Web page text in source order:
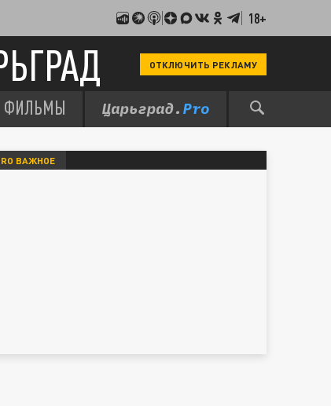
18+
ОТКЛЮЧИТЬ РЕКЛАМУ
ФИЛЬМЫ
ВАЖНОЕ